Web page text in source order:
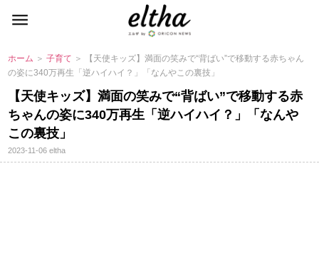
ホーム ＞子育て ＞ 【天使キッズ】満面の笑みで“背ばい”で移動する赤ちゃん
の姿に340万再生「逆ハイハイ？」「なんやこの裏技」
【天使キッズ】満面の笑みで“背ばい”で移動する赤
ちゃんの姿に340万再生「逆ハイハイ？」「なん
この裏技」
2023-11-06eltha